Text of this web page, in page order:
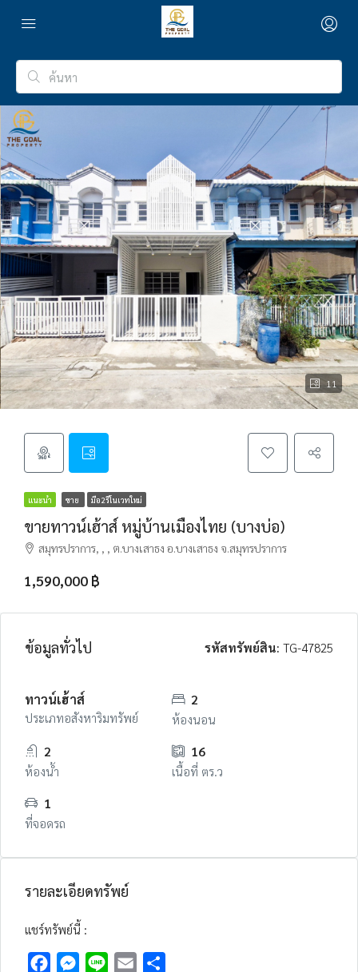
11
แนะนำ ขาย มือ2รีโนเวทใหม่
ขายทาวน์เฮ้าส์ หมู่บ้านเมืองไทย (บางบ่อ)
สมุทรปราการ, , , ต.บางเสาธง อ.บางเสาธง จ.สมุทรปราการ
1,590,000 ฿
ข้อมูลทั่วไป รหัสทรัพย์สิน: TG-47825
ทาวน์เฮ้าส์
ประเภทอสังหาริมทรัพย์
2
ห้องนอน
2
ห้องน้ำ
16
เนื้อที่ ตร.ว
1
ที่จอดรถ
รายละเอียดทรัพย์
แชร์ทรัพย์นี้ :
FacebookMessenger
Line Email